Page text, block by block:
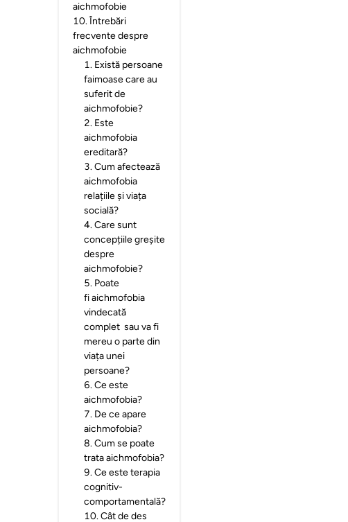
aichmofobie
10.Întrebări
frecvente despre
aichmofobie
1. Există persoane
faimoase care au
suferit de
aichmofobie?
2. Este
aichmofobia
ereditară?
3.Cum afectează
aichmofobia
relațiile și viața
socială?
4.Care sunt
concepțiile greșite
despre
aichmofobie?
5. Poate
fi aichmofobia
vindecată
complet sau va fi
mereu o parte din
viața unei
persoane?
6.Ce este
aichmofobia?
7. De ce apare
aichmofobia?
8.Cum se poate
trata aichmofobia?
9.Ce este terapia
cognitiv-
comportamentală?
10.Cât de des